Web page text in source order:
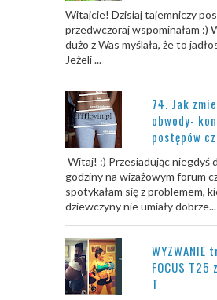
Witajcie! Dzisiaj tajemniczy
przedwczoraj wspominałam :)
dużo z Was myślała, że to
Jeżeli ...
74. Jak
obwody-
postępów
Witaj! :) Przesiadując niegdyś
godziny na wizażowym forum
spotykałam się z problemem,
dziewczyny nie umiały dobrze...
WYZWANIE
FOCUS T25
T